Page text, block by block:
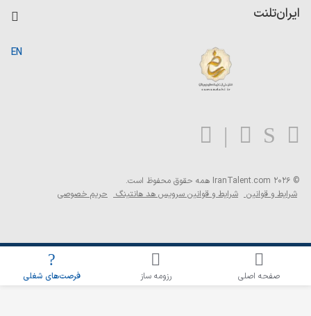
اطلاع‌رسانی شغلی را برای این جستجو فعال کنید
کاردیکس
ایران‌تلنت
بلاگ
EN
© 2026 IranTalent.com
همه حقوق محفوظ است.
شرایط و قوانین شرایط و قوانین سرویس هد هانتینگ حریم خصوصی
صفحه اصلی رزومه ساز فرصت‌های شغلی